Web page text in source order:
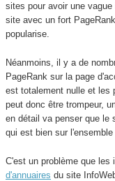
sites pour avoir une
site avec un fort
popularise.
Néanmoins, il y a de
PageRank sur la page
est totalement nulle et les
peut donc être trompeur,
en détail va penser que le
qui est bien sur l'ensemble
C'est un problème que
d'annuaires du site